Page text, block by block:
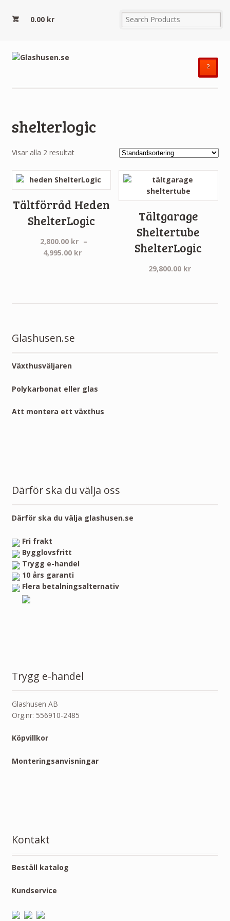
0.00 kr
²
shelterlogic
Visar alla 2 resultat
Tältförråd Heden
ShelterLogic
2,800.00 kr –
4,995.00 kr
Tältgarage
Sheltertube
ShelterLogic
29,800.00 kr
Glashusen.se
Växthusväljaren
Polykarbonat eller glas
Att montera ett växthus
Därför ska du välja oss
Därför ska du välja glashusen.se
Fri frakt
Bygglovsfritt
Trygg e-handel
10 års garanti
Flera betalningsalternativ
Trygg e-handel
Glashusen AB
Org.nr: 556910-2485
Köpvillkor
Monteringsanvisningar
Kontakt
Beställ katalog
Kundservice